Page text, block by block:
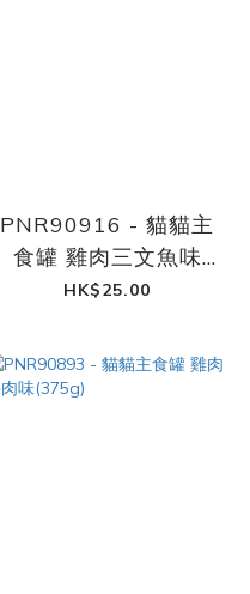
PNR90916 - 貓貓主
食罐 雞肉三文魚味
(375g)
HK$25.00